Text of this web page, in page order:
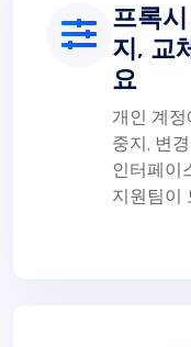
프록
지, 교
요
개인 계
중지, 변
인터페이
지원팀이